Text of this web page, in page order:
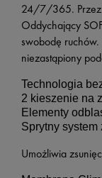
24/7/365. Przez
Oddychający
swobodę
niezastąpiony
Technologia
2 kieszenie na
Elementy
Sprytny system
Umożliwia